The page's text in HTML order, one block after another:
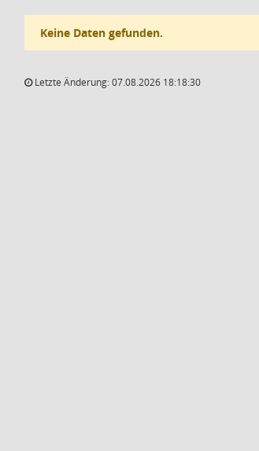
Keine Daten gefunden.
Letzte Änderung: 07.08.2026 18:18:30